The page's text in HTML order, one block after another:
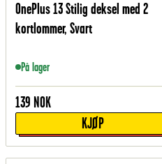
OnePlus 13 Stilig deksel med 2
kortlommer, Svart
På lager
139 NOK
KJØP